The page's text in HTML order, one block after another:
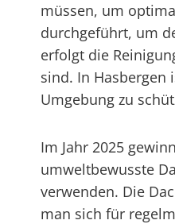
müssen, um
durchgeführt, um
erfolgt die
sind. In Hasbergen
Umgebung zu
Im Jahr 2025
umweltbewusste
verwenden. Die
man sich für